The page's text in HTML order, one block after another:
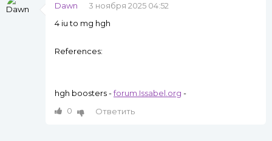
Dawn
3 ноября 2025 04:52
4 iu to mg hgh
References:
hgh boosters -forum.Issabel.org -
0
Ответить